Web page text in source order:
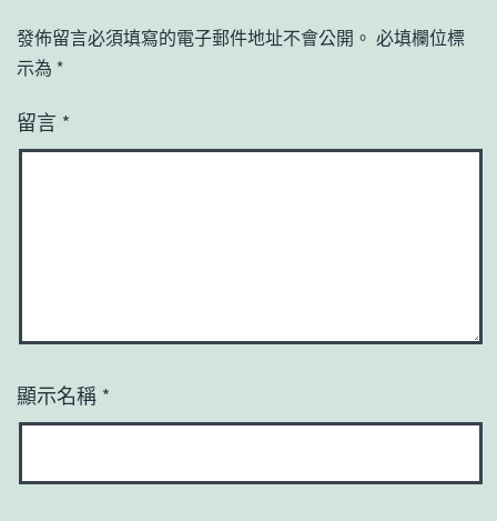
發佈留言必須填寫的電子郵件地址不會公開。 必填欄位標
示為 *
留言 *
顯示名稱 *